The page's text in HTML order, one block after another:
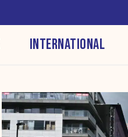
INTERNATIONAL